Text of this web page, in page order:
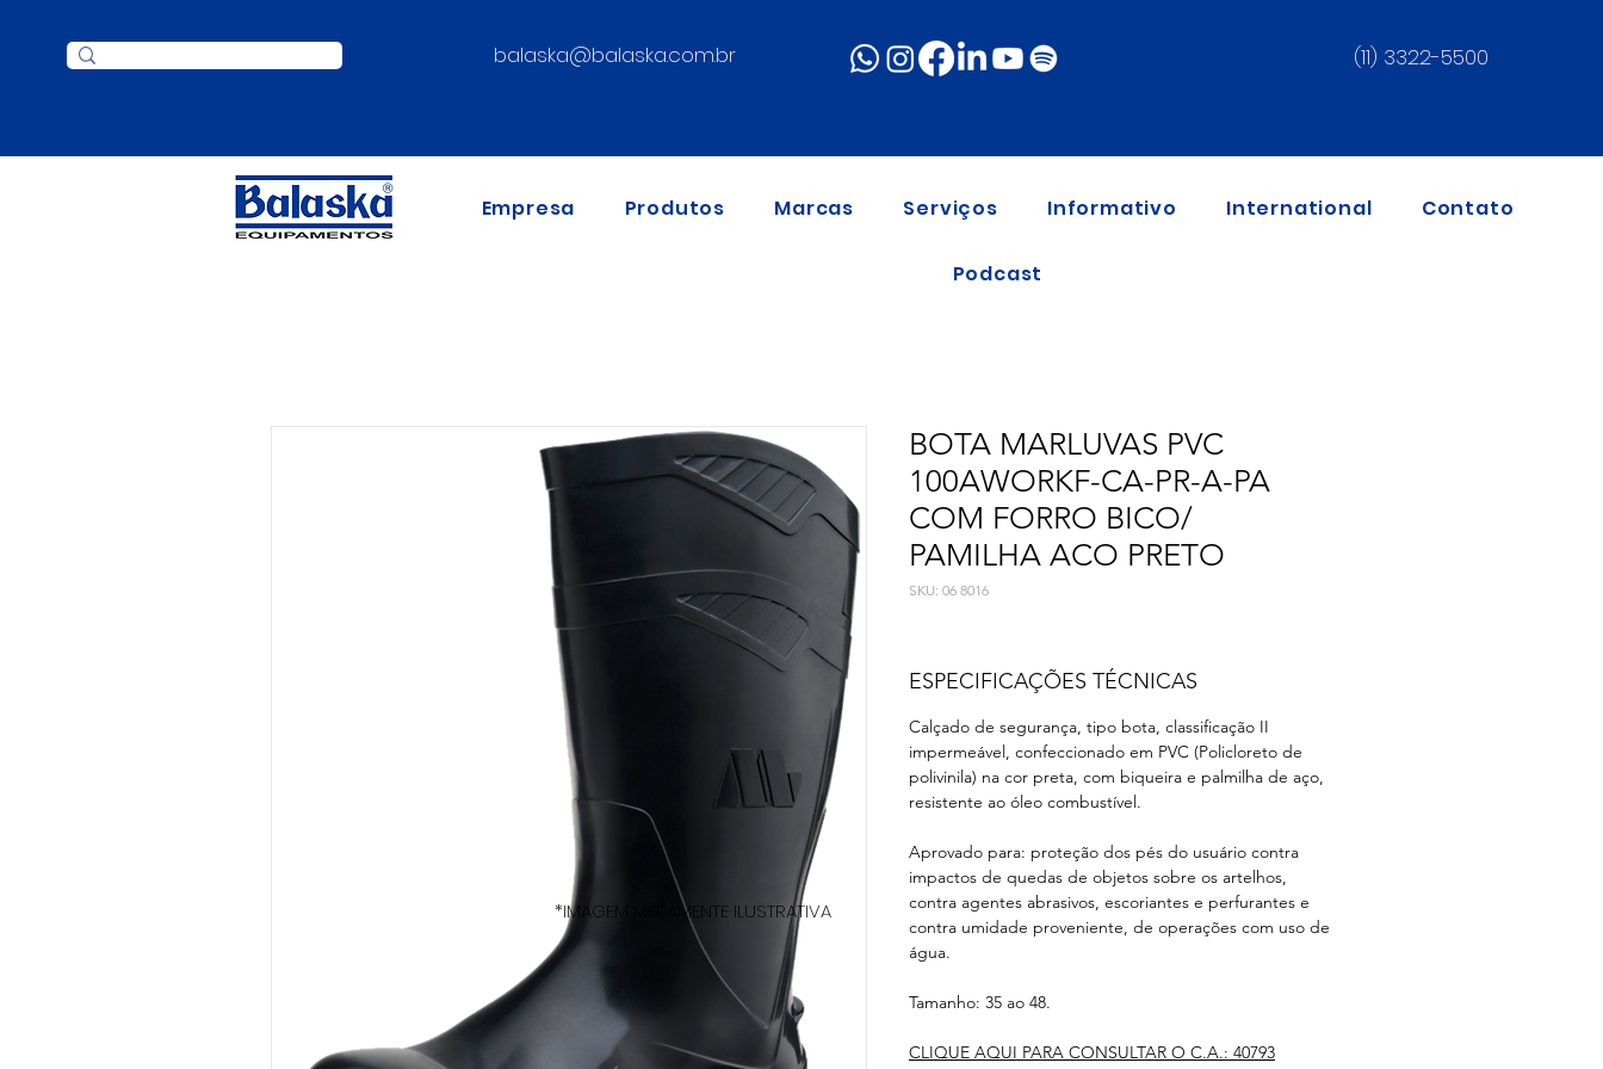
balaska@balaska.com.br (11) 3322-5500
Empresa Produtos Marcas Serviços Informativo International Contato
Podcast
BOTA MARLUVAS PVC
100AWORKF-CA-PR-A-PA
COM FORRO BICO/
PAMILHA ACO PRETO
SKU: 06 8016
ESPECIFICAÇÕES TÉCNICAS
Calçado de segurança, tipo bota, classificação II
impermeável, confeccionado em PVC (Policloreto de
polivinila) na cor preta, com biqueira e palmilha de aço,
resistente ao óleo combustível.
Aprovado para: proteção dos pés do usuário contra
impactos de quedas de objetos sobre os artelhos,
contra agentes abrasivos, escoriantes e perfurantes e
contra umidade proveniente, de operações com uso de
água.
Tamanho: 35 ao 48.
CLIQUE AQUI PARA CONSULTAR O C.A.: 40793
*IMAGEM MERAMENTE ILUSTRATIVA